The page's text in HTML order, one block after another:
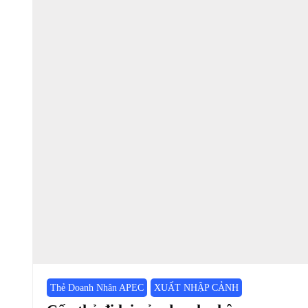
Thẻ Doanh Nhân APEC XUẤT NHẬP CẢNH